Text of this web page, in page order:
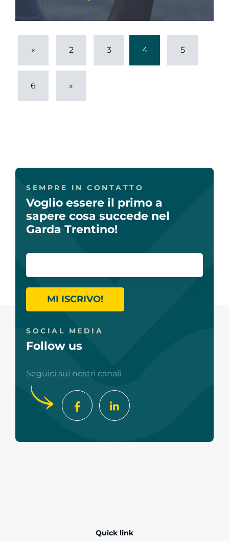
« 2 3 4 5
6 »
SEMPRE IN CONTATTO
Voglio essere il primo a
sapere cosa succede nel
Garda Trentino!
MI ISCRIVO!
SOCIAL MEDIA
Follow us
Seguici sui nostri canali
Quick link